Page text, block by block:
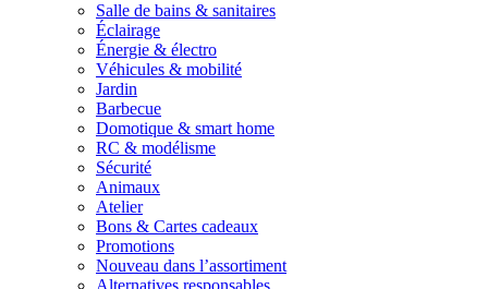
Salle de bains & sanitaires
Éclairage
Énergie & électro
Véhicules & mobilité
Jardin
Barbecue
Domotique & smart home
RC & modélisme
Sécurité
Animaux
Atelier
Bons & Cartes cadeaux
Promotions
Nouveau dans l’assortiment
Alternatives responsables